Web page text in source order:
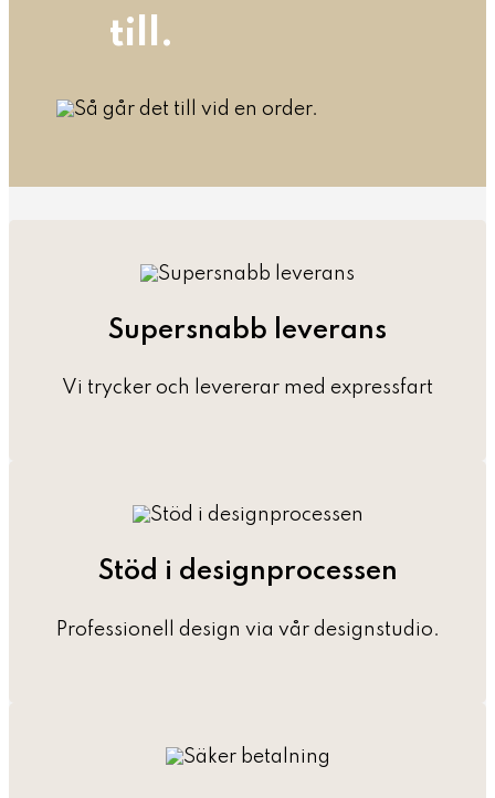
till.
Supersnabb leverans
Vi trycker och levererar med expressfart
Stöd i designprocessen
Professionell design via vår designstudio.